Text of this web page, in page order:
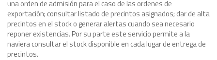
una orden de admisión para el caso de las ordenes de
exportación; consultar listado de precintos asignados; dar de alta
precintos en el stock o generar alertas cuando sea necesario
reponer existencias. Por su parte este servicio permite a la
naviera consultar el stock disponible en cada lugar de entrega de
precintos.